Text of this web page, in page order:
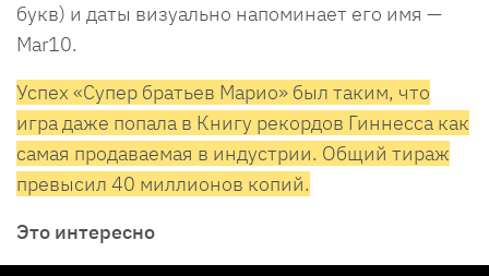
букв) и даты визуально напоминает его имя —
Mar10.
Успех «Супер братьев Марио» был таким, что
игра даже попала в Книгу рекордов Гиннесса как
самая продаваемая в индустрии. Общий тираж
превысил 40 миллионов копий.
Это интересно